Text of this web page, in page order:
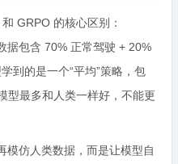
GRPO 的核心区别：
据包含 70% 正常驾驶 + 20%
到的是一个“平均”策略，包
型最多和人类一样好，不能更
模仿人类数据，而是让模型自